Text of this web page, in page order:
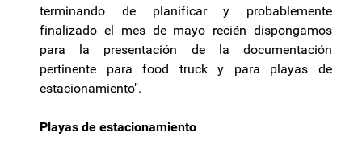
terminando de planificar y probablemente
finalizado el mes de mayo recién dispongamos
para la presentación de la documentación
pertinente para food truck y para playas de
estacionamiento".
Playas de estacionamiento